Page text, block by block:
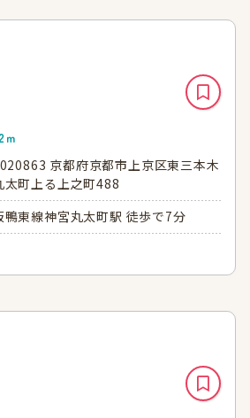
ｍ
京都府京都市上京区東三本木
太町上る上之町488
鴨東線神宮丸太町駅 徒歩で7分